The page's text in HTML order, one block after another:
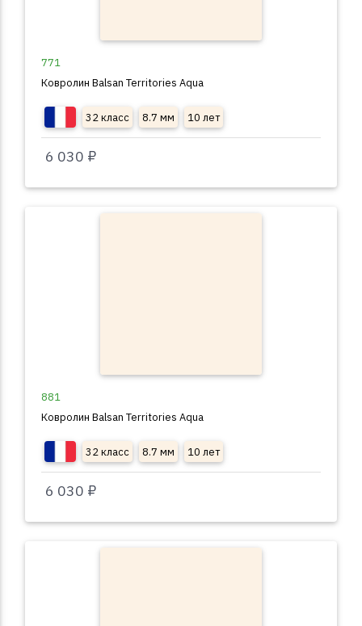
771
Ковролин Balsan Territories Aqua
32 класс 8.7 мм 10 лет
6 030 ₽
881
Ковролин Balsan Territories Aqua
32 класс 8.7 мм 10 лет
6 030 ₽